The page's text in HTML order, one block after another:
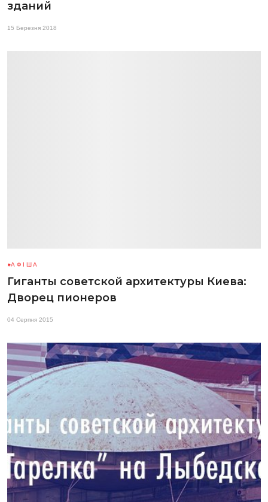
зданий
15 Березня 2018
АФІША
Гиганты советской архитектуры Киева:
Дворец пионеров
04 Серпня 2015